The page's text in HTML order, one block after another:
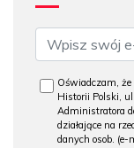
Oświadczam,
Historii Polski,
Administratora
działające na
danych osob. (e-